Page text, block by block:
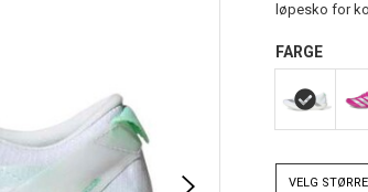
løpesko for
FARGE
VELG